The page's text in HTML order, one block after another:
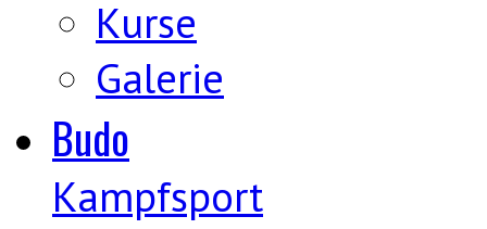
Kurse
Galerie
Budo
Kampfsport